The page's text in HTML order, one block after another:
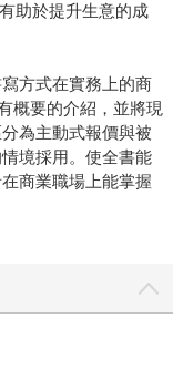
助於提升生意的成
方式在實務上的商
概要的介紹，並將現
為主動式報價與被
境採用。使全書能
商業職場上能掌握